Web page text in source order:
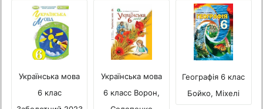
Українська мова
6 клас
Українська мова
6 класс Ворон,
Географія 6 клас
Бойко, Міхелі